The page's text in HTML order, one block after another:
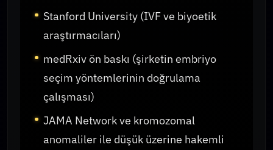
Stanford University (IVF ve biyoetik
araştırmacıları)
medRxiv ön baskı (şirketin embriyo
seçim yöntemlerinin doğrulama
çalışması)
JAMA Network ve kromozomal
anomaliler ile düşük üzerine hakemli